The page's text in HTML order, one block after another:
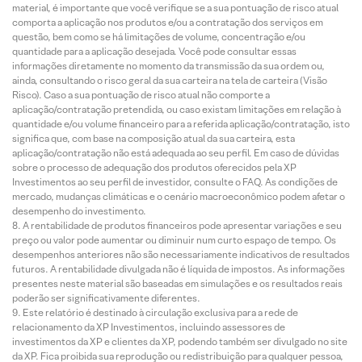
material, é importante que você verifique se a sua pontuação de risco atual
comporta a aplicação nos produtos e/ou a contratação dos serviços em
questão, bem como se há limitações de volume, concentração e/ou
quantidade para a aplicação desejada. Você pode consultar essas
informações diretamente no momento da transmissão da sua ordem ou,
ainda, consultando o risco geral da sua carteira na tela de carteira (Visão
Risco). Caso a sua pontuação de risco atual não comporte a
aplicação/contratação pretendida, ou caso existam limitações em relação à
quantidade e/ou volume financeiro para a referida aplicação/contratação, isto
significa que, com base na composição atual da sua carteira, esta
aplicação/contratação não está adequada ao seu perfil. Em caso de dúvidas
sobre o processo de adequação dos produtos oferecidos pela XP
Investimentos ao seu perfil de investidor, consulte o FAQ. As condições de
mercado, mudanças climáticas e o cenário macroeconômico podem afetar o
desempenho do investimento.
A rentabilidade de produtos financeiros pode apresentar variações e seu
preço ou valor pode aumentar ou diminuir num curto espaço de tempo. Os
desempenhos anteriores não são necessariamente indicativos de resultados
futuros. A rentabilidade divulgada não é líquida de impostos. As informações
presentes neste material são baseadas em simulações e os resultados reais
poderão ser significativamente diferentes.
Este relatório é destinado à circulação exclusiva para a rede de
relacionamento da XP Investimentos, incluindo assessores de
investimentos da XP e clientes da XP, podendo também ser divulgado no site
da XP. Fica proibida sua reprodução ou redistribuição para qualquer pessoa,